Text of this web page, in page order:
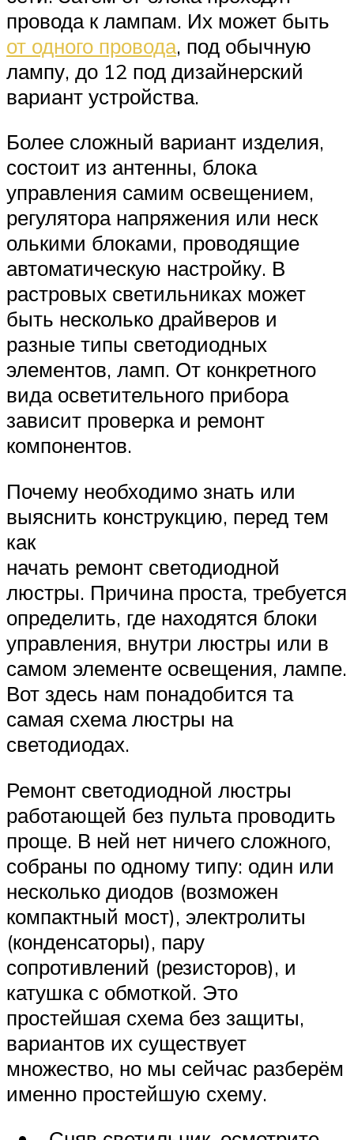
провода к лампам. Их может быть
от одного провода, под обычную
лампу, до 12 под дизайнерский
вариант устройства.
Более сложный вариант изделия,
состоит из антенны, блока
управления самим освещением,
регулятора напряжения или неск
олькими блоками, проводящие
автоматическую настройку. В
растровых светильниках может
быть несколько драйверов и
разные типы светодиодных
элементов, ламп. От конкретного
вида осветительного прибора
зависит проверка и ремонт
компонентов.
Почему необходимо знать или
выяснить конструкцию, перед тем
как
начать ремонт светодиодной
люстры. Причина проста, требуется
определить, где находятся блоки
управления, внутри люстры или в
самом элементе освещения, лампе.
Вот здесь нам понадобится та
самая схема люстры на
светодиодах.
Ремонт светодиодной люстры
работающей без пульта проводить
проще. В ней нет ничего сложного,
собраны по одному типу: один или
несколько диодов (возможен
компактный мост), электролиты
(конденсаторы), пару
сопротивлений (резисторов), и
катушка с обмоткой. Это
простейшая схема без защиты,
вариантов их существует
множество, но мы сейчас разберём
именно простейшую схему.